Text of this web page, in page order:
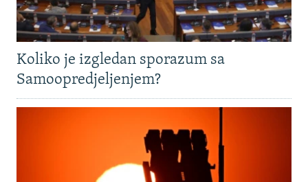
Koliko je izgledan sporazum sa
Samoopredjeljenjem?